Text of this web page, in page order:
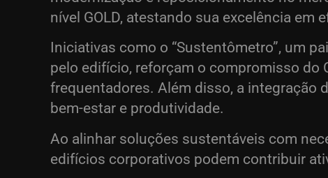
nível GOLD, atestando sua excelência
Iniciativas como o “Sustentômetro”, um
pelo edifício, reforçam o compromisso do
frequentadores. Além disso, a integração
bem-estar e produtividade.
Ao alinhar soluções sustentáveis com
edifícios corporativos podem contribuir